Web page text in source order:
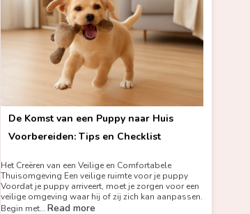
De Komst van een Puppy naar Huis
Voorbereiden: Tips en Checklist
Het Creëren van een Veilige en Comfortabele
Thuisomgeving Een veilige ruimte voor je puppy
Voordat je puppy arriveert, moet je zorgen voor een
veilige omgeving waar hij of zij zich kan aanpassen.
Begin met…Read more